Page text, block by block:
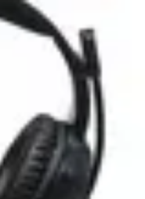
Mobile
Langages de